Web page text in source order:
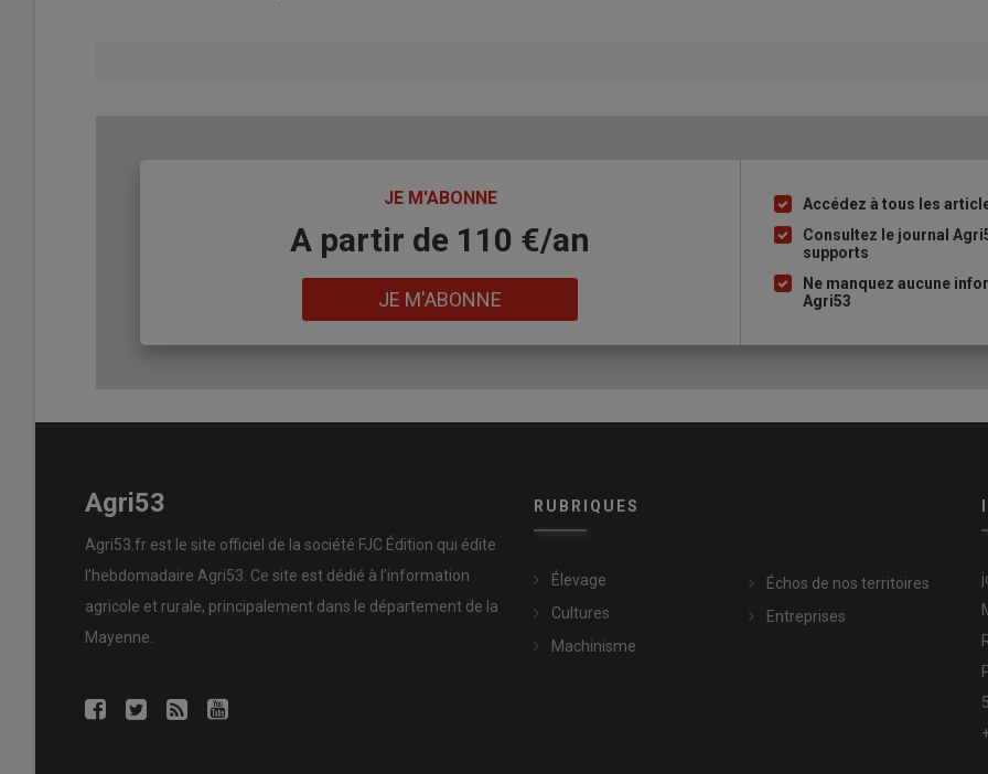
JE M'ABONNE
A partir de 110 €/an
JE M'ABONNE
Liste
à
puce
Accédez à tous les
Consultez le journal
supports
Ne manquez aucune
Agri53
Agri53
Agri53.fr est le site officiel de la société FJC Édition qui édite
l’hebdomadaire Agri53. Ce site est dédié à l’information
agricole et rurale, principalement dans le département de la
Mayenne.
RUBRIQUES
Élevage
Cultures
Machinisme
Échos de nos territoires
Entreprises